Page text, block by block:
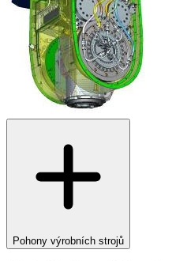
Pohony výrobních strojů